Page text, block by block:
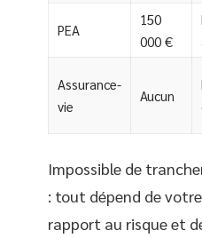
PEA
150
000 €
Assurance-
vie
Aucun
Impossible de
: tout dépend de
rapport au risque et